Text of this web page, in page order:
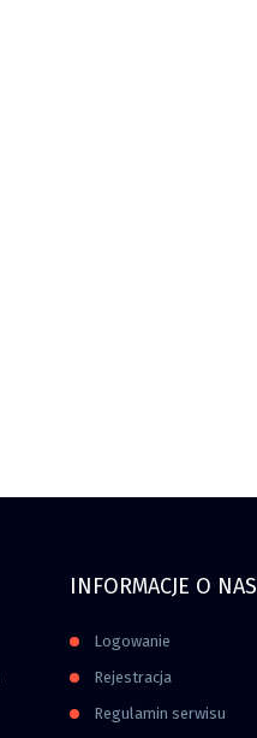
INFORMACJE O NAS
Logowanie
Rejestracja
Regulamin serwisu